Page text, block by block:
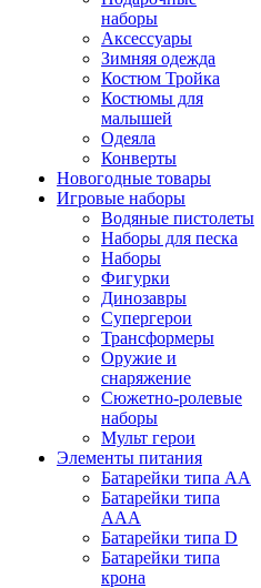
наборы
Аксессуары
Зимняя одежда
Костюм Тройка
Костюмы для
малышей
Одеяла
Конверты
Новогодные товары
Игровые наборы
Водяные пистолеты
Наборы для песка
Наборы
Фигурки
Динозавры
Супергерои
Трансформеры
Оружие и
снаряжение
Сюжетно-ролевые
наборы
Мульт герои
Элементы питания
Батарейки типа АА
Батарейки типа
ААА
Батарейки типа D
Батарейки типа
крона